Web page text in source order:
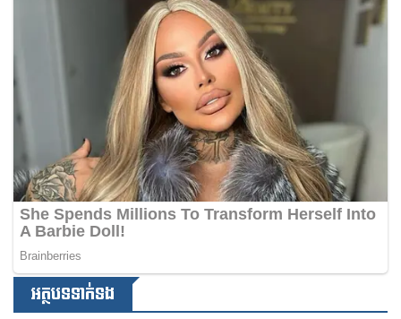
អត្ថបទទាក់ទង